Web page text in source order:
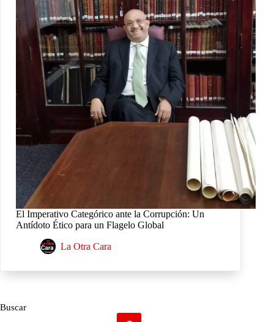
El Imperativo Categórico ante la Corrupción: Un
Antídoto Ético para un Flagelo Global
La Otra Cara
Buscar